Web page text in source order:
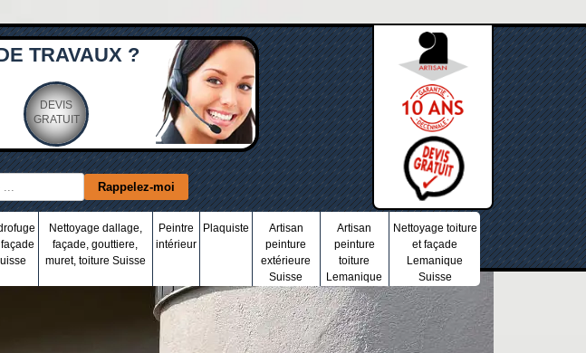
TRAVAUX ?
DEVIS
GRATUIT
Nettoyage dallage,
façade, gouttiere,
muret, toiture Suisse
Peintre
intérieur
Plaquiste
Artisan
peinture
extérieure
Suisse
Artisan
peinture
toiture
Lemanique
Nettoyage toiture
et façade
Lemanique
Suisse